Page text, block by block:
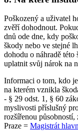
Poškozený a uživatel
zvěří dohodnout.
dnů ode dne, kdy
škody nebo ve stejné
dohodu o náhradě této
uplatnit svůj nárok na
Informaci o tom, kdo
na kterém vznikla
- § 29 odst. 1, § 60
myslivosti příslušný
rozšířenou
Praze = Magistrát